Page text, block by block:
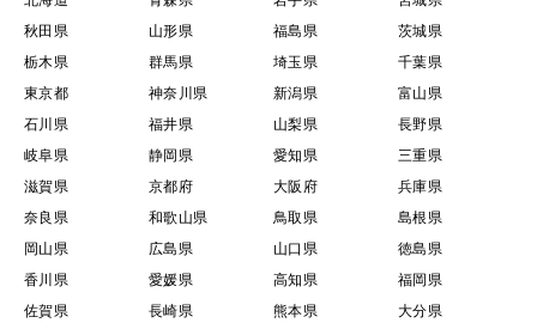
秋田県
山形県 福島県
茨城県
栃木県
群馬県 埼玉県
千葉県
東京都
神奈川県 新潟県
富山県
石川県
福井県 山梨県
長野県
岐阜県
静岡県 愛知県
三重県
滋賀県
京都府 大阪府
兵庫県
奈良県
和歌山県 鳥取県
島根県
岡山県
広島県 山口県
徳島県
香川県
愛媛県 高知県
福岡県
佐賀県
長崎県 熊本県 大分県